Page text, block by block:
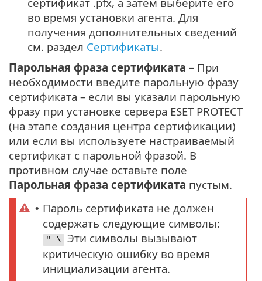
во время установки агента. Для
получения дополнительных сведений
см. раздел Сертификаты.
Парольная фраза сертификата – При
необходимости введите парольную фразу
сертификата – если вы указали парольную
фразу при установке сервера ESET PROTECT
(на этапе создания центра сертификации)
или если вы используете настраиваемый
сертификат с парольной фразой. В
противном случае оставьте поле
Парольная фраза сертификата пустым.
• Пароль сертификата не должен
содержать следующие символы:
" \
Эти символы вызывают
критическую ошибку во время
инициализации агента.